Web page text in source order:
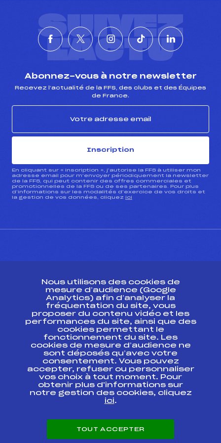
SUIVEZ
L'ACTU
Abonnez-vous à notre newsletter
Recevez l’actualité de la FFS, des clubs et des Équipes
de France.
Inscription
En cliquant sur « inscription », j’autorise la FFS à utiliser mon
adresse email pour m’envoyer périodiquement la newsletter
de la FFS, qui peut contenir des offres commerciales et
promotionnelles de la FFS ou de ses partenaires. Pour plus
d’informations sur les modalités d’exercice de vos droits et
la gestion de vos données, cliquez ici
Ressources
Pass’Neige
Projet sportif fédéral
Projet de performance fédéral
Antidopage
Pôle Développement, Formation, Suivi
Scientifique
Listes ministérielles
Pôle vie de l’athlète
Enseignement professionnel
Carrières
Nous utilisons des cookies de
mesure d’audience (Google
Analytics) afin d’analyser la
fréquentation du site, vous
proposer du contenu vidéo et les
performances du site, ainsi que des
cookies permettant le
fonctionnement du site. Les
cookies de mesure d’audience ne
sont déposés qu’avec votre
consentement. Vous pouvez
accepter, refuser ou personnaliser
vos choix à tout moment. Pour
obtenir plus d'informations sur
notre gestion des cookies, cliquez
ici.
TOUT ACCEPTER